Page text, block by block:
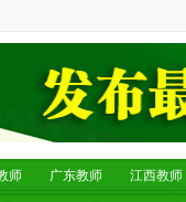
师 广东教师 江西教师